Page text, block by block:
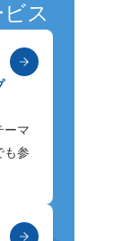
ス
ーマ
も参